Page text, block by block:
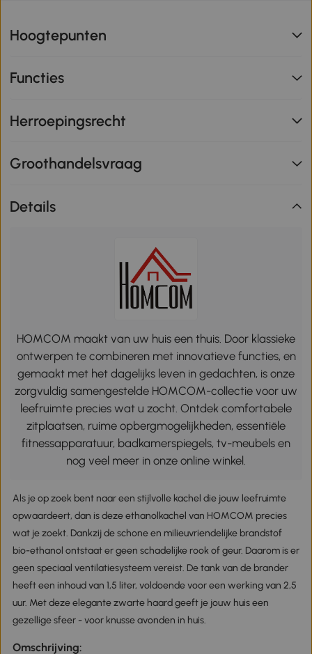
Hoogtepunten
Functies
Herroepingsrecht
Groothandelsvraag
Details
HOMCOM maakt van uw huis een thuis. Door klassieke
ontwerpen te combineren met innovatieve functies, en
gemaakt met het dagelijks leven in gedachten, is onze
zorgvuldig samengestelde HOMCOM-collectie voor uw
leefruimte precies wat u zocht. Ontdek comfortabele
zitplaatsen, ruime opbergmogelijkheden, essentiële
fitnessapparatuur, badkamerspiegels, tv-meubels en
nog veel meer in onze online winkel.
Als je op zoek bent naar een stijlvolle kachel die jouw leefruimte
opwaardeert, dan is deze ethanolkachel van HOMCOM precies
wat je zoekt. Dankzij de schone en milieuvriendelijke brandstof
bio-ethanol ontstaat er geen schadelijke rook of geur. Daarom is er
geen speciaal ventilatiesysteem vereist. De tank van de brander
heeft een inhoud van 1,5 liter, voldoende voor een werking van 2,5
uur. Met deze elegante zwarte haard geeft je jouw huis een
gezellige sfeer - voor knusse avonden in huis.
Omschrijving: